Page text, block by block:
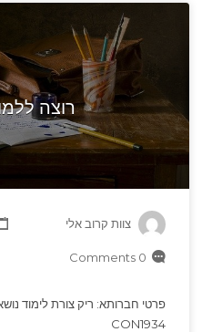
רוצה
צוות קרוב אלי
0 Comments
פרטי חברותא: ריק צורת לימוד
CON1934